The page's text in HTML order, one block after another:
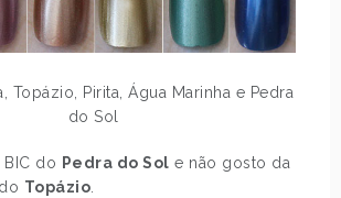
Topázio, Pirita, Água Marinha e Pedra
do Sol
do Pedra do Sol e não gosto da
Topázio